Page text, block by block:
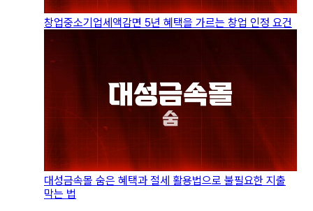
창업중소기업세액감면 5년 혜택을 가르는 창업 인정 요건
대성금속몰 숨은 혜택과 절세 활용법으로 불필요한 지출
막는 법